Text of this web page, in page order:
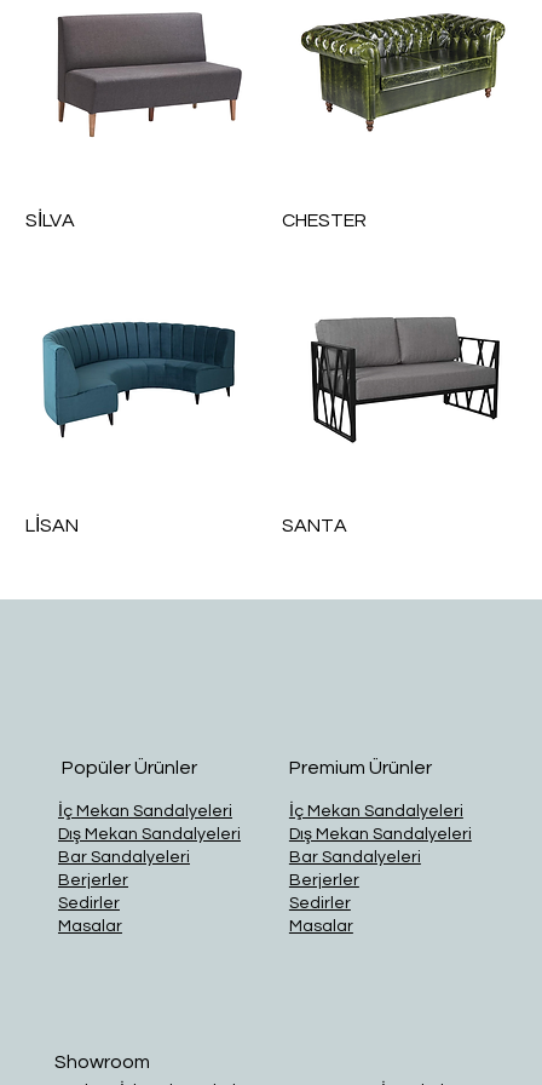
SİLVA CHESTER
LİSAN SANTA
Showroom
Popüler Ürünler
İç Mekan Sandalyeleri
Dış Mekan Sandalyeleri
Bar Sandalyeleri
Berjerler
Sedirler
Masalar
Premium Ürünler
İç Mekan Sandalyeleri
Dış Mekan Sandalyeleri
Bar Sandalyeleri
Berjerler
Sedirler
Masalar